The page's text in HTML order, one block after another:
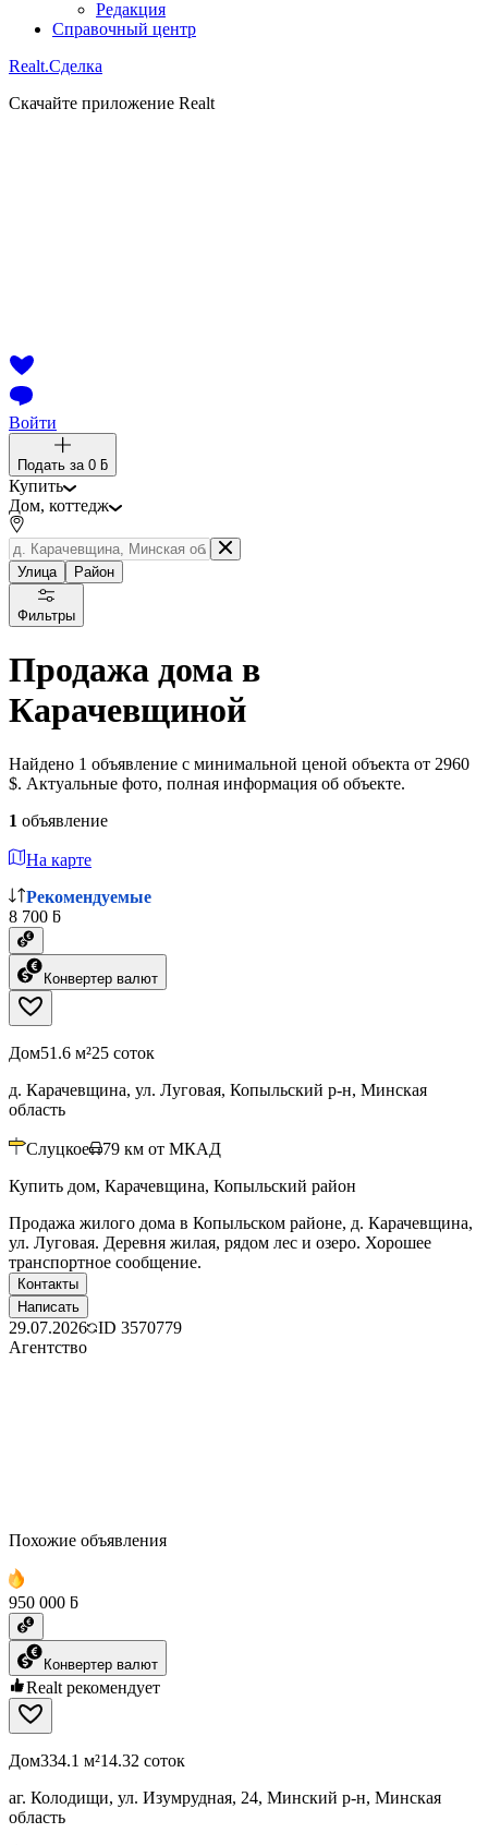
Редакция
Справочный центр
Realt.Сделка
Скачайте приложение Realt
Войти
Подать за 0 ƃ
Купить
Дом, коттедж
Улица Район
Фильтры
Продажа дома в
Карачевщиной
Найдено 1 объявление с минимальной ценой объекта от 2960
$. Актуальные фото, полная информация об объекте.
1 объявление
На карте
Рекомендуемые
8 700 ƃ
Конвертер валют
Дом51.6 м²25 соток
д. Карачевщина, ул. Луговая, Копыльский р-н, Минская
область
Слуцкое 79 км от МКАД
Купить дом, Карачевщина, Копыльский район
Продажа жилого дома в Копыльском районе, д. Карачевщина,
ул. Луговая. Деревня жилая, рядом лес и озеро. Хорошее
транспортное сообщение.
Контакты
Написать
29.07.2026 ID 3570779
Агентство
Похожие объявления
950 000 ƃ
Конвертер валют
Realt рекомендует
Дом334.1 м²14.32 соток
аг. Колодищи, ул. Изумрудная, 24, Минский р-н, Минская
область